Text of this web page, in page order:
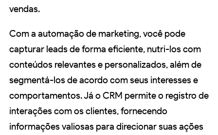
vendas.
Com a automação de marketing, você pode
capturar leads de forma eficiente, nutri-los com
conteúdos relevantes e personalizados, além de
segmentá-los de acordo com seus interesses e
comportamentos. Já o CRM permite o registro de
interações com os clientes, fornecendo
informações valiosas para direcionar suas ações